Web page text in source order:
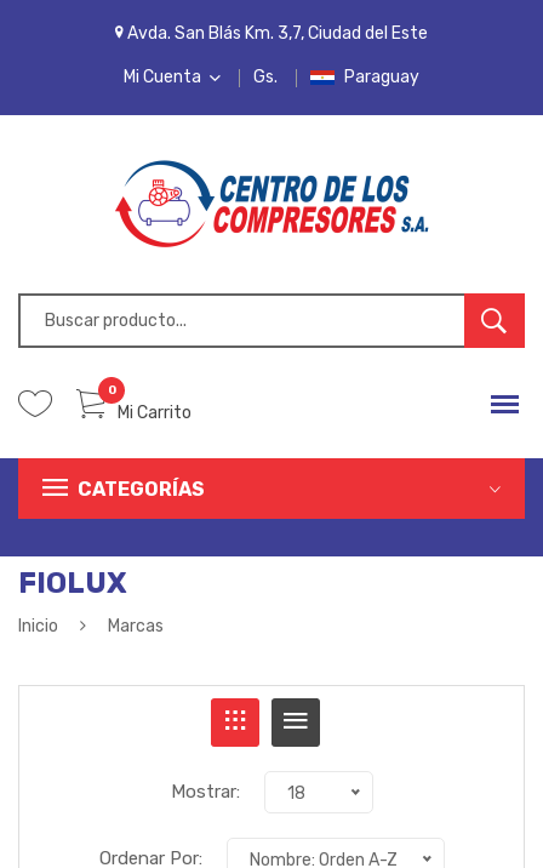
Avda. San Blás Km. 3,7, Ciudad del Este
Mi Cuenta
MI CUENTA
LISTA DE DESEOS
PEDIDOS
INICIAR SESIÓN
REGISTRARSE
Gs. Paraguay
Mi Carrito
0
CATEGORÍAS
FIOLUX
Inicio Marcas
Mostrar: 18
Ordenar Por: Nombre: Orden A-Z